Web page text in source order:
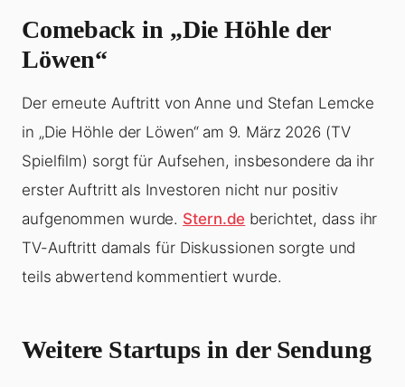
Comeback in „Die Höhle der
Löwen“
Der erneute Auftritt von Anne und Stefan Lemcke
in „Die Höhle der Löwen“ am 9. März 2026 (TV
Spielfilm) sorgt für Aufsehen, insbesondere da ihr
erster Auftritt als Investoren nicht nur positiv
aufgenommen wurde. Stern.de berichtet, dass ihr
TV-Auftritt damals für Diskussionen sorgte und
teils abwertend kommentiert wurde.
Weitere Startups in der Sendung